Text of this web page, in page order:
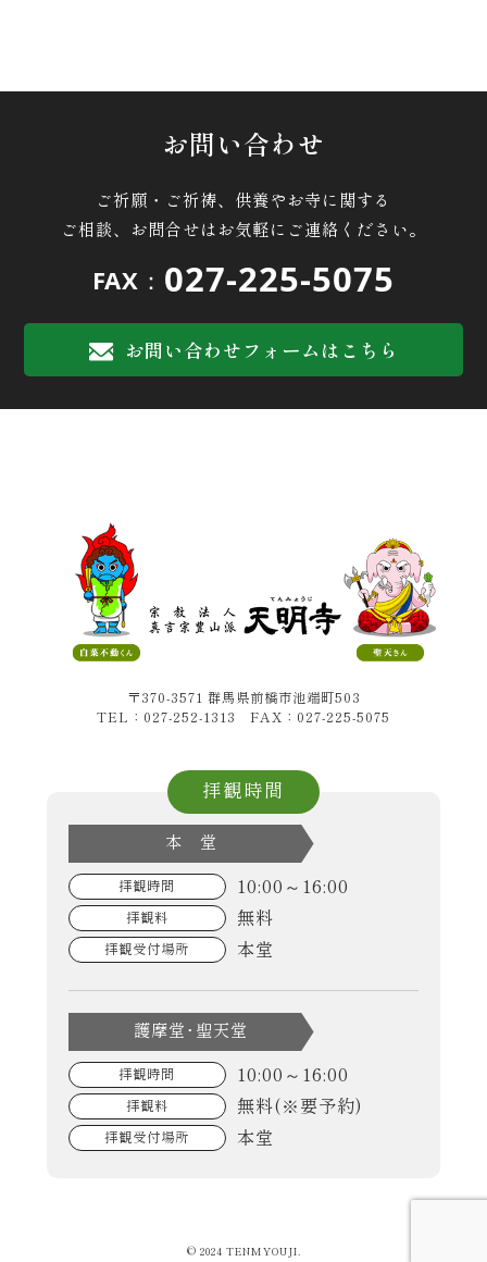
お問い合わせ
ご祈願・ご祈祷、供養やお寺に関する
ご相談、お問合せはお気軽にご連絡ください。
FAX： 027-225-5075
お問い合わせフォームはこちら
〒370-3571 群馬県前橋市池端町503
TEL：027-252-1313 FAX：027-225-5075
拝観時間
本 堂
拝観時間 10:00～16:00
拝観料 無料
拝観受付場所 本堂
護摩堂･聖天堂
拝観時間 10:00～16:00
拝観料 無料(※要予約)
拝観受付場所 本堂
© 2024 TENMYOUJI.